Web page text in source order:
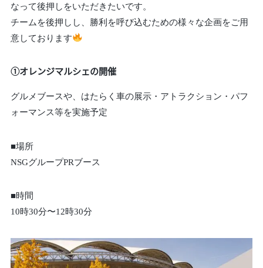
なって後押しをいただきたいです。
チームを後押しし、勝利を呼び込むための様々な企画をご用
意しております
①オレンジマルシェの開催
グルメブースや、はたらく車の展示・アトラクション・パフ
ォーマンス等を実施予定
■場所
NSGグループPRブース
■時間
10時30分〜12時30分